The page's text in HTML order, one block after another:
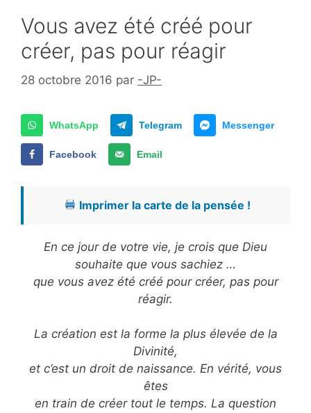
Vous avez été créé pour
créer, pas pour réagir
28 octobre 2016 par -JP-
WhatsApp Telegram Messenger
Facebook Email
Imprimer la carte de la pensée !
En ce jour de votre vie, je crois que Dieu
souhaite que vous sachiez …
que vous avez été créé pour créer, pas pour
réagir.
La création est la forme la plus élevée de la
Divinité,
et c’est un droit de naissance. En vérité, vous
êtes
en train de créer tout le temps. La question